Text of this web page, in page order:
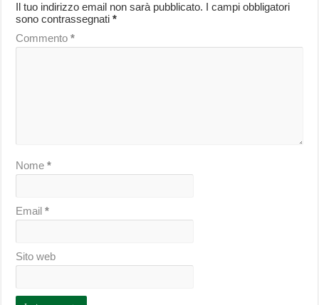
Il tuo indirizzo email non sarà pubblicato. I campi obbligatori
sono contrassegnati*
Commento*
Nome*
Email*
Sito web